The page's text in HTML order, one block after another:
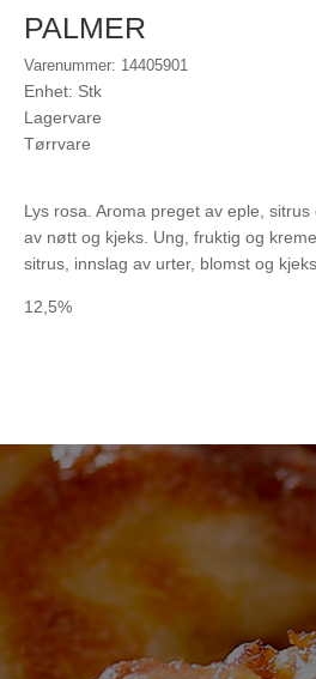
PALMER
Varenummer: 14405901
Enhet: Stk
Lagervare
Tørrvare
Lys rosa. Aroma preget av eple,
av nøtt og kjeks. Ung, fruktig og
sitrus, innslag av urter, blomst og
12,5%